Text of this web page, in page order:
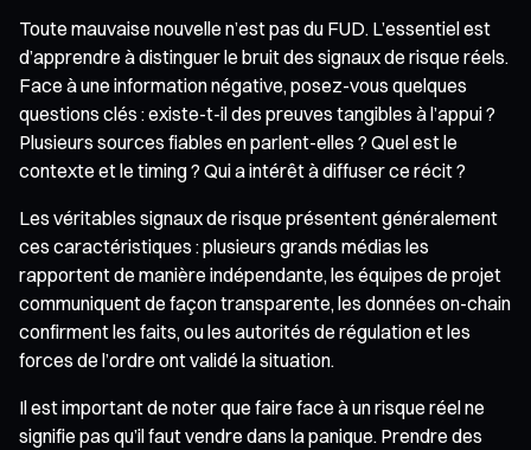
Toute mauvaise nouvelle n’est pas du FUD. L’essentiel est
d’apprendre à distinguer le bruit des signaux de risque réels.
Face à une information négative, posez-vous quelques
questions clés : existe-t-il des preuves tangibles à l’appui ?
Plusieurs sources fiables en parlent-elles ? Quel est le
contexte et le timing ? Qui a intérêt à diffuser ce récit ?
Les véritables signaux de risque présentent généralement
ces caractéristiques : plusieurs grands médias les
rapportent de manière indépendante, les équipes de projet
communiquent de façon transparente, les données on-chain
confirment les faits, ou les autorités de régulation et les
forces de l’ordre ont validé la situation.
Il est important de noter que faire face à un risque réel ne
signifie pas qu’il faut vendre dans la panique. Prendre des